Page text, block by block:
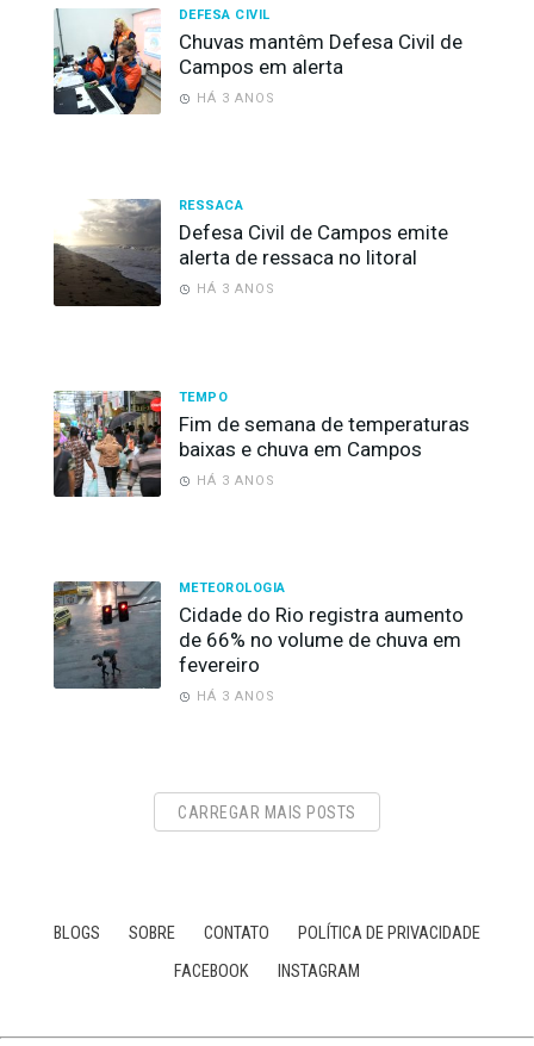
DEFESA CIVIL
Chuvas mantêm Defesa Civil de
Campos em alerta
HÁ 3 ANOS
RESSACA
Defesa Civil de Campos emite
alerta de ressaca no litoral
HÁ 3 ANOS
TEMPO
Fim de semana de temperaturas
baixas e chuva em Campos
HÁ 3 ANOS
METEOROLOGIA
Cidade do Rio registra aumento
de 66% no volume de chuva em
fevereiro
HÁ 3 ANOS
CARREGAR MAIS POSTS
BLOGS SOBRE CONTATO
POLÍTICA DE PRIVACIDADE
FACEBOOK
INSTAGRAM